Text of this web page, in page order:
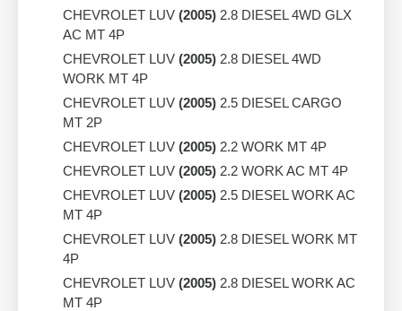
CHEVROLET LUV (2005) 2.8 DIESEL 4WD GLX
AC MT 4P
CHEVROLET LUV (2005) 2.8 DIESEL 4WD
WORK MT 4P
CHEVROLET LUV (2005) 2.5 DIESEL CARGO
MT 2P
CHEVROLET LUV (2005) 2.2 WORK MT 4P
CHEVROLET LUV (2005) 2.2 WORK AC MT 4P
CHEVROLET LUV (2005) 2.5 DIESEL WORK AC
MT 4P
CHEVROLET LUV (2005) 2.8 DIESEL WORK MT
4P
CHEVROLET LUV (2005) 2.8 DIESEL WORK AC
MT 4P